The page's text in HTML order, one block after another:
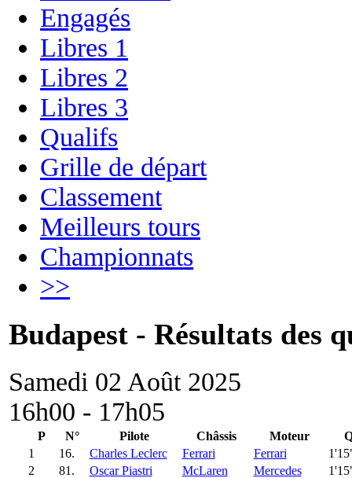
Engagés
Libres 1
Libres 2
Libres 3
Qualifs
Grille de départ
Classement
Meilleurs tours
Championnats
>>
Budapest - Résultats des
Samedi 02 Août 2025
16h00 - 17h05
P N° Pilote Châssis Moteur
1
16. Charles Leclerc Ferrari Ferrari
2
81. Oscar Piastri McLaren Mercedes